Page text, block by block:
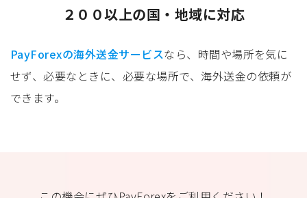
２００以上の国・地域に対応
PayForexの海外送金サービスなら、時間や場所を気に
せず、必要なときに、必要な場所で、海外送金の依頼が
できます。